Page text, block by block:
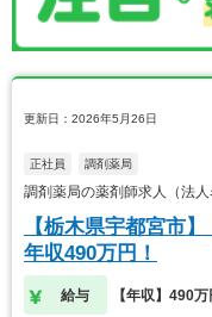
更新日：2026年5月26日
正社員 調剤薬局
調剤薬局の薬剤師求人（法
【栃木県宇都宮市
年収490万円！
給与 【年収】490